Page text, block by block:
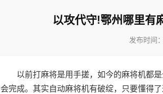
以攻代守!鄂州哪里有
发布时间
以前打麻将是用手搓，如今的麻将机都
会完成。其实自动麻将机有破绽，只要懂得